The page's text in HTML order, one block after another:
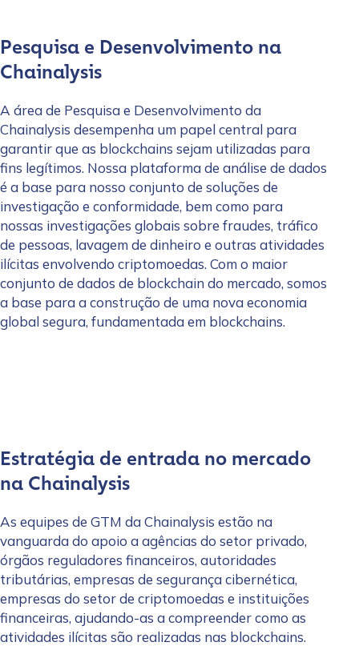
Pesquisa e Desenvolvimento na
Chainalysis
A área de Pesquisa e Desenvolvimento da
Chainalysis desempenha um papel central para
garantir que as blockchains sejam utilizadas para
fins legítimos. Nossa plataforma de análise de dados
é a base para nosso conjunto de soluções de
investigação e conformidade, bem como para
nossas investigações globais sobre fraudes, tráfico
de pessoas, lavagem de dinheiro e outras atividades
ilícitas envolvendo criptomoedas. Com o maior
conjunto de dados de blockchain do mercado, somos
a base para a construção de uma nova economia
global segura, fundamentada em blockchains.
Estratégia de entrada no mercado
na Chainalysis
As equipes de GTM da Chainalysis estão na
vanguarda do apoio a agências do setor privado,
órgãos reguladores financeiros, autoridades
tributárias, empresas de segurança cibernética,
empresas do setor de criptomoedas e instituições
financeiras, ajudando-as a compreender como as
atividades ilícitas são realizadas nas blockchains.